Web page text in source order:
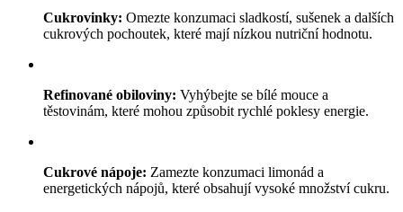
Cukrovinky: Omezte konzumaci sladkostí, sušenek a dalších
cukrových pochoutek, které mají nízkou nutriční hodnotu.
Refinované obiloviny: Vyhýbejte se bílé mouce a
těstovinám, které mohou způsobit rychlé poklesy energie.
Cukrové nápoje: Zamezte konzumaci limonád a
energetických nápojů, které obsahují vysoké množství cukru.